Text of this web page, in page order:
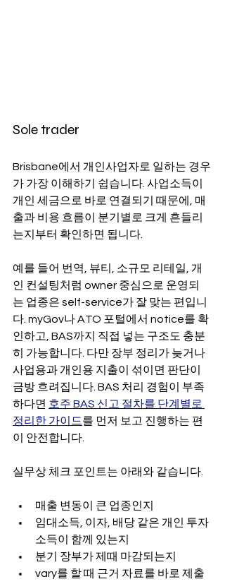
Sole trader
Brisbane에서 개인사업자로 일하는 경우
가 가장 이해하기 쉽습니다. 사업소득이
개인 세금으로 바로 연결되기 때문에, 매
출과 비용 흐름이 분기별로 크게 흔들리
는지부터 확인하면 됩니다.
예를 들어 번역, 뷰티, 소규모 리테일, 개
인 컨설팅처럼 owner 중심으로 운영되
는 업종은 self-service가 잘 맞는 편입니
다. myGov나 ATO 포털에서 notice를 확
인하고, BAS까지 직접 넣는 구조도 충분
히 가능합니다. 다만 장부 정리가 늦거나
사업용과 개인용 지출이 섞이면 판단이
금방 흐려집니다. BAS 처리 경험이 부족
하다면 호주 BAS 신고 절차를 단계별로
정리한 가이드를 먼저 보고 진행하는 편
이 안전합니다.
실무상 체크 포인트는 아래와 같습니다.
매출 변동이 큰 업종인지
임대소득, 이자, 배당 같은 개인 투자
소득이 함께 있는지
분기 장부가 제때 마감되는지
vary를 할 때 근거 자료를 바로 제출